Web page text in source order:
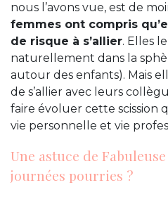
nous l’avons vue, est de
femmes ont compris
de risque à s’allier. Elles
naturellement dans la
autour des enfants). Mais
de s’allier avec leurs
faire évoluer cette scission
vie personnelle et vie
Une astuce de
journées pourries ?